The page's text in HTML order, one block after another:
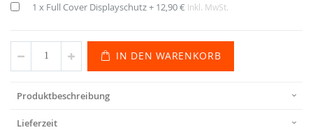
1 x Full Cover Displayschutz+ 12,90 € Inkl. MwSt.
IN DEN WARENKORB
Produktbeschreibung
Lieferzeit